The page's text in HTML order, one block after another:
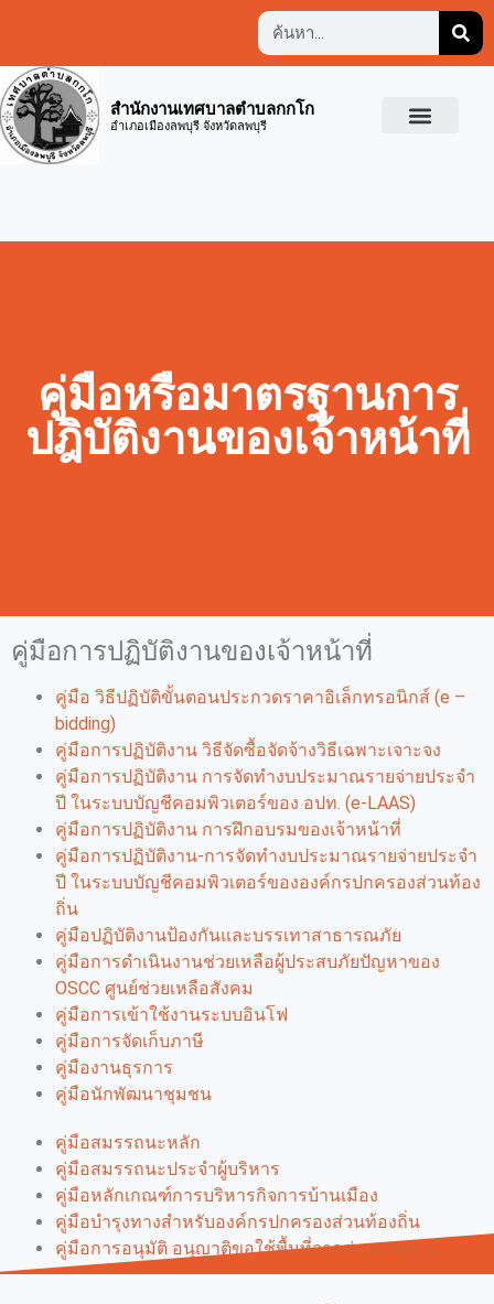
สำนักงานเทศบาลตำบลกกโก
อำเภอเมืองลพบุรี จังหวัดลพบุรี
คู่มือหรือมาตรฐานการ
ปฎิบัติงานของเจ้าหน้าที่
คู่มือการปฏิบัติงานของเจ้าหน้าที่
คู่มือ วิธีปฏิบัติขั้นตอนประกวดราคาอิเล็กทรอนิกส์ (e –
bidding)
คู่มือการปฏิบัติงาน วิธีจัดซื้อจัดจ้างวิธีเฉพาะเจาะจง
คู่มือการปฏิบัติงาน การจัดทำงบประมาณรายจ่ายประจำ
ปี ในระบบบัญชีคอมพิวเตอร์ของ อปท. (e-LAAS)
คู่มือการปฏิบัติงาน การฝึกอบรมของเจ้าหน้าที่
คู่มือการปฏิบัติงาน-การจัดทำงบประมาณรายจ่ายประจำ
ปี ในระบบบัญชีคอมพิวเตอร์ขององค์กรปกครองส่วนท้อง
ถิ่น
คู่มือปฏิบัติงานป้องกันและบรรเทาสาธารณภัย
คู่มือการดำเนินงานช่วยเหลือผู้ประสบภัยปัญหาของ
OSCC ศูนย์ช่วยเหลือสังคม
คู่มือการเข้าใช้งานระบบอินโฟ
คู่มือการจัดเก็บภาษี
คู่มืองานธุรการ
คู่มือนักพัฒนาชุมชน
คู่มือสมรรถนะหลัก
คู่มือสมรรถนะประจำผู้บริหาร
คู่มือหลักเกณฑ์การบริหารกิจการบ้านเมือง
คู่มือบำรุงทางสำหรับองค์กรปกครองส่วนท้องถิ่น
คู่มือการอนุมัติ อนุญาติขอใช้พื้นที่จากส่วนราชการ